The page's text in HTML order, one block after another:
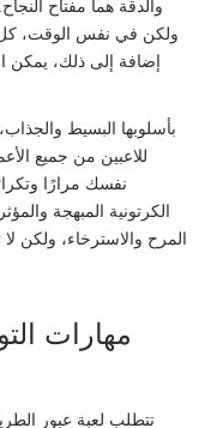
والدقة هما مفتاح
ولكن في نفس الوقت، كل
إضافة إلى ذلك، يمكن
للاعبين من جميع
نفسك مرارًا
الكرتونية المبهجة
المرح والاسترخاء، ولكن
مهارات
تتطلب لعبة عبور